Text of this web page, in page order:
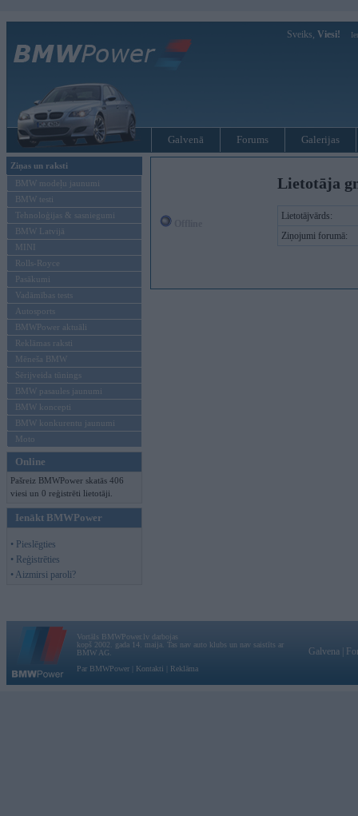
Sveiks, Viesi!
Galvenā Forums Galerijas
Ziņas un raksti
BMW modeļu jaunumi
BMW testi
Tehnoloģijas & sasniegumi
BMW Latvijā
MINI
Rolls-Royce
Pasākumi
Vadāmības tests
Autosports
BMWPower aktuāli
Reklāmas raksti
Mēneša BMW
Sērijveida tūnings
BMW pasaules jaunumi
BMW koncepti
BMW konkurentu jaunumi
Moto
Online
Pašreiz BMWPower skatās 406
viesi un 0 reģistrēti lietotāji.
Ienākt BMWPower
• Pieslēgties
• Reģistrēties
• Aizmirsi paroli?
Lietotāja
Lietotājvārds:
Ziņojumi forumā:
Vortāls BMWPower.lv darbojas
kopš 2002. gada 14. maija. Tas nav auto klubs un nav saistīts ar
BMW AG.
Par BMWPower
Kontakti Reklāma
Galvena